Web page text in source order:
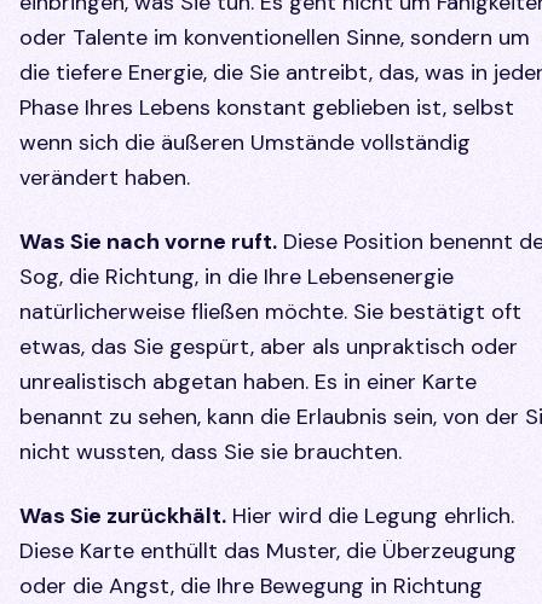
oder Talente im konventionellen Sinne, sondern um
die tiefere Energie, die Sie antreibt, das, was in
Phase Ihres Lebens konstant geblieben ist, selbst
wenn sich die äußeren Umstände vollständig
verändert haben.
Was Sie nach vorne ruft. Diese Position benennt
Sog, die Richtung, in die Ihre Lebensenergie
natürlicherweise fließen möchte. Sie bestätigt oft
etwas, das Sie gespürt, aber als unpraktisch oder
unrealistisch abgetan haben. Es in einer Karte
benannt zu sehen, kann die Erlaubnis sein, von der
nicht wussten, dass Sie sie brauchten.
Was Sie zurückhält. Hier wird die Legung ehrlich.
Diese Karte enthüllt das Muster, die Überzeugung
oder die Angst, die Ihre Bewegung in Richtung